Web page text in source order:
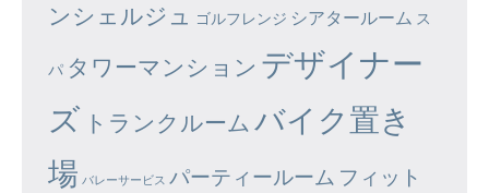
ンシェルジュ
ゴルフレンジ シアタールーム ス
パ タワーマンション デザイナー
ズ トランクルーム バイク置き
場 バレーサービス パーティールーム フィット